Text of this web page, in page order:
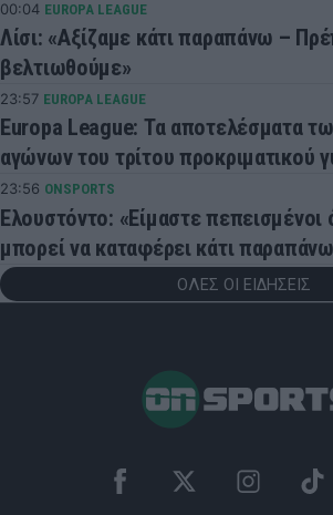
00:04 EUROPA LEAGUE
Λίσι: «Αξίζαμε κάτι παραπάνω –
βελτιωθούμε»
23:57 EUROPA LEAGUE
Europa League: Τα αποτελέσματα
αγώνων του τρίτου προκριματικού
23:56 ONSPORTS
Ελουστόντο: «Είμαστε πεπεισμένοι
μπορεί να καταφέρει κάτι
ΟΛΕΣ ΟΙ ΕΙΔΗΣΕΙΣ